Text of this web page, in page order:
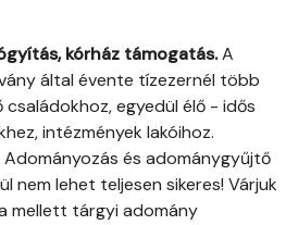
kórház támogatás.A
által évente tízezernél több
egyedül élő - idős
intézmények lakóihoz.
Adományozás és adománygyűjtő
nem lehet teljesen sikeres! Várjuk
mellett tárgyi adomány